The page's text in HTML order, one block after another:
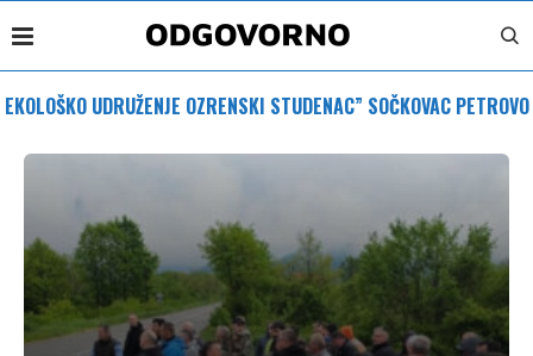
EKOLOŠKO UDRUŽENJE OZRENSKI STUDENAC” SOČKOVAC PETROVO